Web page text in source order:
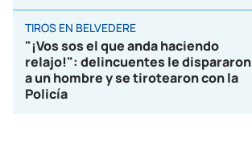
TIROS EN BELVEDERE
"¡Vos sos el que anda haciendo
relajo!": delincuentes le dispararon
a un hombre y se tirotearon con la
Policía